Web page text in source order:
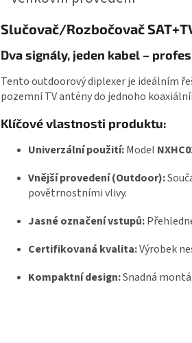
Slučovač/Rozbočovač
Dva signály, jeden kabel –
Tento outdoorový diplexer je ideálním
pozemní TV antény do jednoho
Klíčové vlastnosti produktu:
Univerzální použití:Model
Vnější provedení (Outdoor):
povětrnostními vlivy.
Jasné označení vstupů:
Certifikovaná kvalita:Výrobek
Kompaktní design:Snadná